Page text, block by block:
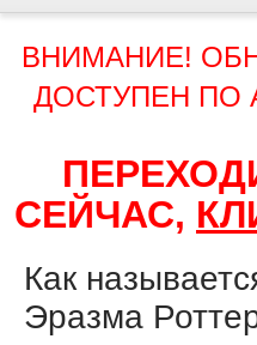
ВНИМАНИЕ!
ДОСТУПЕН ПО
СЕЙЧАС,
Как
Эразма